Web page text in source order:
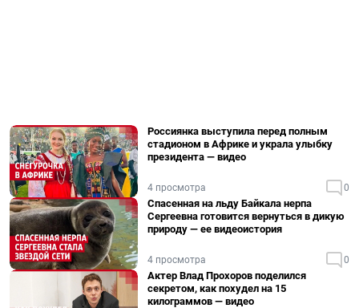
Россиянка выступила перед полным
стадионом в Африке и украла улыбку
президента — видео
4 просмотра 0
Спасенная на льду Байкала нерпа
Сергеевна готовится вернуться в дикую
природу — ее видеоистория
4 просмотра 0
Актер Влад Прохоров поделился
секретом, как похудел на 15
килограммов — видео